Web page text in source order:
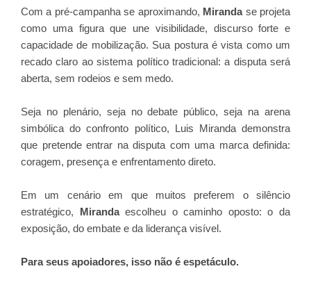
Com a pré-campanha se aproximando, Mirandase projeta
como uma figura que une visibilidade, discurso forte e
capacidade de mobilização. Sua postura é vista como um
recado claro ao sistema político tradicional: a disputa será
aberta, sem rodeios e sem medo.
Seja no plenário, seja no debate público, seja na arena
simbólica do confronto político, Luis Miranda demonstra
que pretende entrar na disputa com uma marca definida:
coragem, presença e enfrentamento direto.
Em um cenário em que muitos preferem o silêncio
estratégico, Mirandaescolheu o caminho oposto: o da
exposição, do embate e da liderança visível.
Para seus apoiadores, isso não é espetáculo.